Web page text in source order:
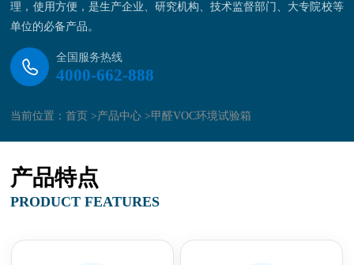
理，使用方便，是生产企业、研究机构、技术监督部门、大专院校等
单位的必备产品。
全国服务热线
4000-662-888
当前位置：首页 >产品中心 >甲醛VOC环境试验箱
产品特点
PRODUCT FEATURES